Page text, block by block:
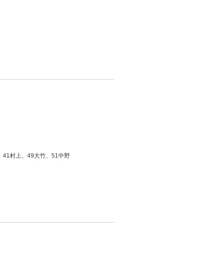
41村上、49大竹、51中野